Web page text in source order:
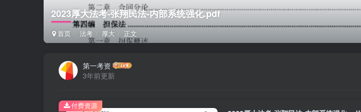
2023厚大法考-张翔民法-内部系统强化.pdf
首页 法考 厚大 正文
第一考资
3年前更新
付费资源